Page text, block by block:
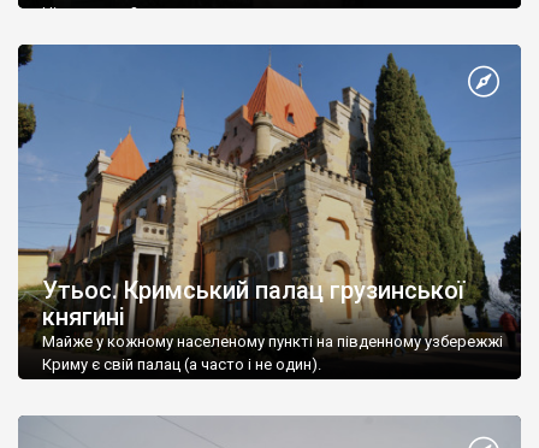
Ніжин греки?
Утьос. Кримський палац грузинської
княгині
Майже у кожному населеному пункті на південному узбережжі
Криму є свій палац (а часто і не один).